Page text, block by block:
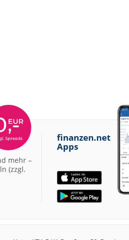
mehr –
(zzgl.
finanzen.net
Apps